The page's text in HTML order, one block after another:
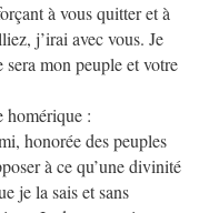
à vous quitter et à
j’irai avec vous. Je
mon peuple et votre
homérique :
honorée des peuples
à ce qu’une divinité
je la sais et sans